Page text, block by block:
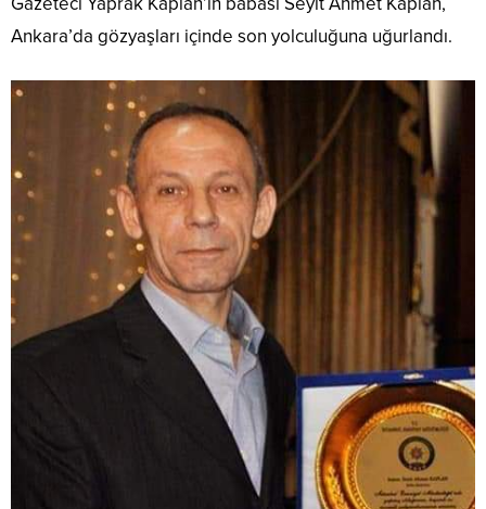
Ankara’da gözyaşları içinde son yolculuğuna uğurlandı.